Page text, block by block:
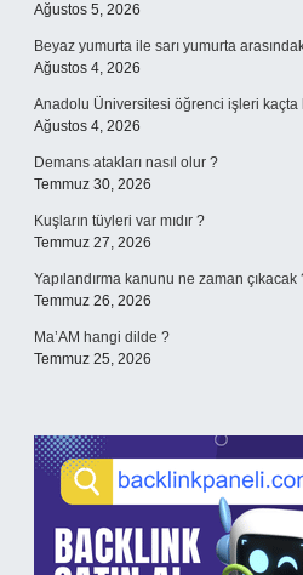
Ağustos 5, 2026
Beyaz yumurta ile sarı yumurta
Ağustos 4, 2026
Anadolu Üniversitesi öğrenci işleri kaçta
Ağustos 4, 2026
Demans atakları nasıl olur ?
Temmuz 30, 2026
Kuşların tüyleri var mıdır ?
Temmuz 27, 2026
Yapılandırma kanunu ne zaman çıkacak
Temmuz 26, 2026
Ma’AM hangi dilde ?
Temmuz 25, 2026